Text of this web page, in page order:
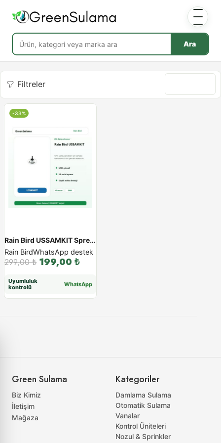
Ara
Filtreler
-33%
Rain Bird USSAMKIT Sprey Spring İçin Çekvalf
Rain BirdWhatsApp destek
299,00₺ 199,00 ₺
Uyumluluk
kontrolü
WhatsApp
Green Sulama
Biz Kimiz
İletişim
Mağaza
Kategoriler
Damlama Sulama
Otomatik Sulama
Vanalar
Kontrol Üniteleri
Nozul & Sprinkler